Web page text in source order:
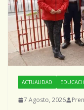
ACTUALIDAD
7 Agosto, 2026